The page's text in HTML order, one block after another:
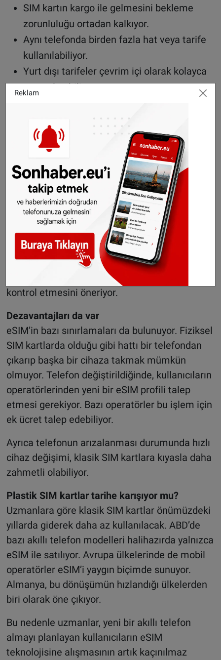
SIM kartın kargo ile gelmesini bekleme
zorunluluğu ortadan kalkıyor.
Aynı telefonda birden fazla hat veya tarife
kullanılabiliyor.
Yurt dışı tarifeler çevrim içi olarak kolayca
satın alınabiliyor.
Plastik kart üretimi azaldığı için çevresel
Telefon üreticileri daha ince ve kompakt
cihazlar tasarlayabiliyor.
Her telefon eSIM özelliğini desteklemiyor
Buna karşın eSIM henüz tüm cihazlarda
standart değil. Apple, iPhone XS modelinden
itibaren eSIM desteği sunarken; Samsung da
Galaxy S20 ve sonraki bazı modellerde bu
teknolojiyi kullanıyor. Uzmanlar, yeni bir telefon
satın almayı planlayan kullanıcıların cihazın
eSIM destekleyip desteklemediğini mutlaka
kontrol etmesini öneriyor.
Dezavantajları da var
eSIM’in bazı sınırlamaları da bulunuyor. Fiziksel
SIM kartlarda olduğu gibi hattı bir telefondan
çıkarıp başka bir cihaza takmak mümkün
olmuyor. Telefon değiştirildiğinde, kullanıcıların
operatörlerinden yeni bir eSIM profili talep
etmesi gerekiyor. Bazı operatörler bu işlem için
ek ücret talep edebiliyor.
Ayrıca telefonun arızalanması durumunda hızlı
cihaz değişimi, klasik SIM kartlara kıyasla daha
zahmetli olabiliyor.
Plastik SIM kartlar tarihe karışıyor mu?
Uzmanlara göre klasik SIM kartlar önümüzdeki
yıllarda giderek daha az kullanılacak. ABD’de
bazı akıllı telefon modelleri halihazırda yalnızca
eSIM ile satılıyor. Avrupa ülkelerinde de mobil
operatörler eSIM’i yaygın biçimde sunuyor.
Almanya, bu dönüşümün hızlandığı ülkelerden
biri olarak öne çıkıyor.
Bu nedenle uzmanlar, yeni bir akıllı telefon
almayı planlayan kullanıcıların eSIM
teknolojisine alışmasının artık kaçınılmaz
Reklam